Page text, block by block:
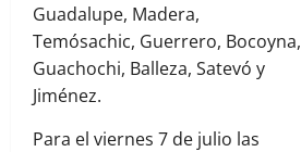
Guadalupe, Madera,
Temósachic, Guerrero, Bocoyna,
Guachochi, Balleza, Satevó y
Jiménez.
Para el viernes 7 de julio las